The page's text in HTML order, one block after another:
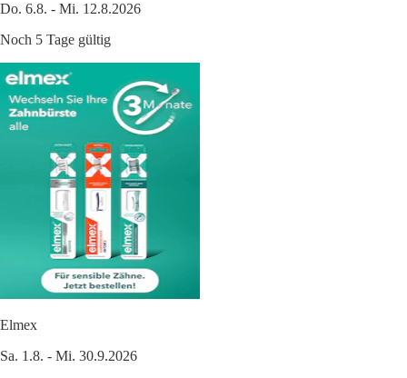
Do. 6.8. - Mi. 12.8.2026
Noch 5 Tage gültig
Elmex
Sa. 1.8. - Mi. 30.9.2026